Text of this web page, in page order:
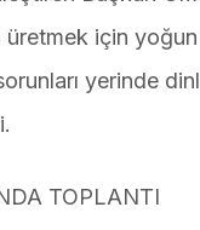
için yoğun
yerinde
TOPLANTI